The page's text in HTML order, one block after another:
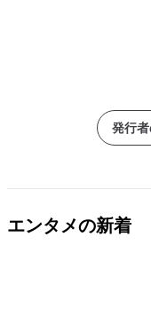
発行
エンタメの新着